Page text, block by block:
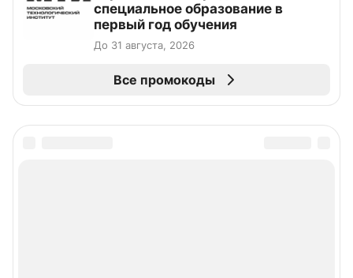
специальное образование в
первый год обучения
До 31 августа, 2026
Все промокоды